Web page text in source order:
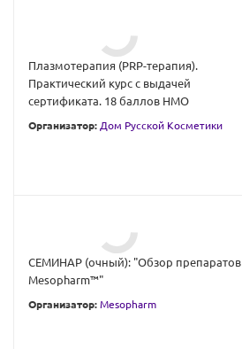
Плазмoтерапия (PRP-терапия).
Практический курс с выдачей
сертификата. 18 баллов НМО
Организатор: Дом Русской Косметики
СЕМИНАР (очный): "Обзор препаратов
Mesopharm™"
Организатор: Mesopharm